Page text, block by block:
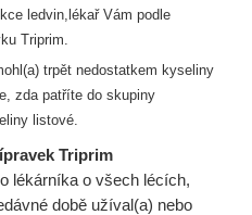
ledvin,lékař Vám podle
Triprim.
trpět nedostatkem kyseliny
zda patříte do skupiny
listové.
Triprim
lékárníka o všech lécích,
době užíval(a) nebo